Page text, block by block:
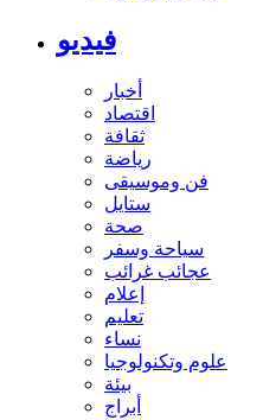
فيديو
أخبار
اقتصاد
ثقافة
رياضة
فن وموسيقى
ستايل
صحة
سياحة وسفر
عجائب غرائب
إعلام
تعليم
نساء
علوم وتكنولوجيا
بيئة
أبراج